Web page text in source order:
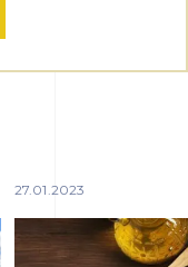
27.01.2023